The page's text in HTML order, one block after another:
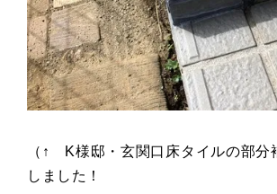
（↑ K様邸・玄関口床タイルの部分
しました！